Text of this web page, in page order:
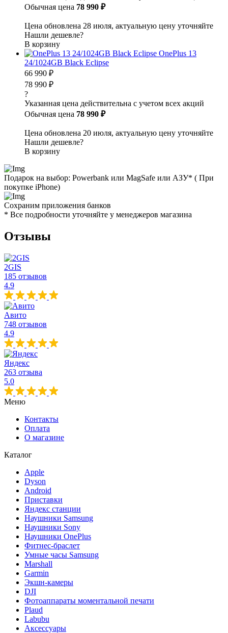
Обычная цена 78 990 ₽
Цена обновлена 28 июля, актуальную цену уточняйте
Нашли дешевле?
В корзину
OnePlus 13
24/1024GB Black Eclipse
66 990 ₽
78 990 ₽
?
Указанная цена действительна с учетом всех акций
Обычная цена 78 990 ₽
Цена обновлена 20 июля, актуальную цену уточняйте
Нашли дешевле?
В корзину
Подарок на выбор: Powerbank или MagSafe или AЗУ* ( При
покупке iPhone)
Сохраним приложения банков
* Все подробности уточняйте у менеджеров магазина
Отзывы
2GIS
185 отзывов
4.9
Авито
748 отзывов
4.9
Яндекс
263 отзыва
5.0
Меню
Контакты
Оплата
О магазине
Каталог
Apple
Dyson
Android
Приставки
Яндекс станции
Наушники Samsung
Наушники Sony
Наушники OnePlus
Фитнес-браслет
Умные часы Samsung
Marshall
Garmin
Экшн-камеры
DJI
Фотоаппараты моментальной печати
Plaud
Labubu
Аксессуары